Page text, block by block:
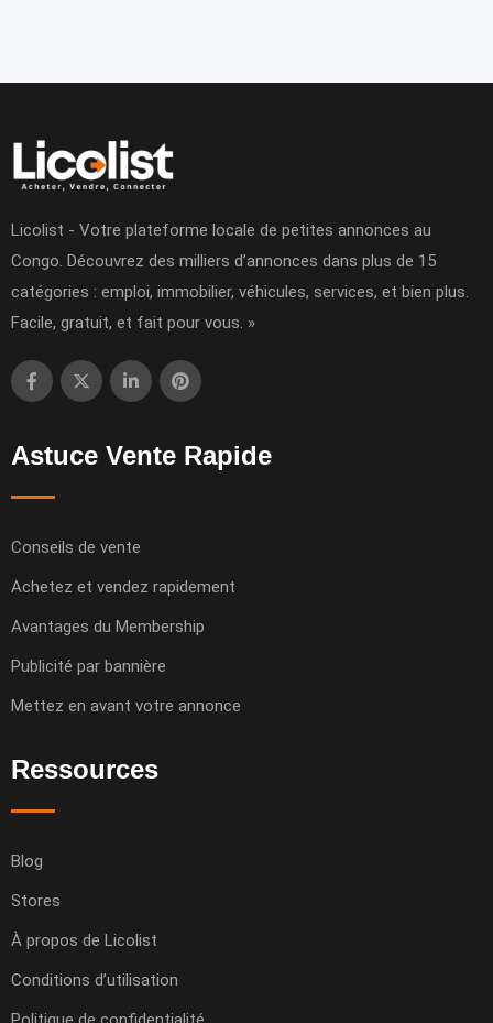
Licolist - Votre plateforme locale de petites annonces au
Congo. Découvrez des milliers d’annonces dans plus de 15
catégories : emploi, immobilier, véhicules, services, et bien plus.
Facile, gratuit, et fait pour vous. »
Astuce Vente Rapide
Conseils de vente
Achetez et vendez rapidement
Avantages du Membership
Publicité par bannière
Mettez en avant votre annonce
Ressources
Blog
Stores
À propos de Licolist
Conditions d’utilisation